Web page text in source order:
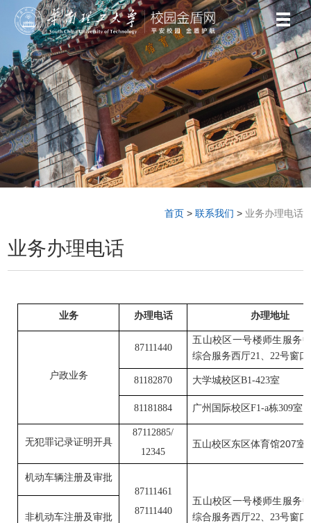
业务办理电话
首页> 联系我们 > 业务办理电话
业务 办理电话 办理地址
户政业务
87111440
五山校区一号楼师生服务
综合服务西厅21、22号窗口
81182870 大学城校区B1-423室
81181884 广州国际校区F1-a栋309室
无犯罪记录证明开具
87112885/
12345
五山校区东区体育馆207室
机动车辆注册及审批
87111461
87111440
五山校区一号楼师生服务
综合服务西厅22、23号窗口
非机动车注册及审批